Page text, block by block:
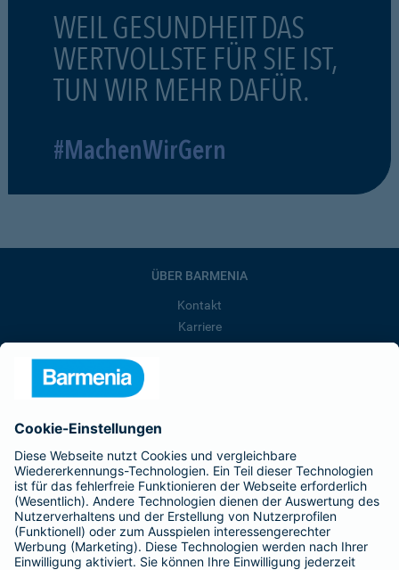
WEIL GESUNDHEIT DAS
WERTVOLLSTE FÜR SIE IST,
TUN WIR MEHR DAFÜR.
#MachenWirGern
ÜBER BARMENIA
Kontakt
Karriere
Barmenia ist Teil der BarmeniaGothaer
BELIEBTE SEITEN
Kranken-Zusatzversicherung
Tierversicherungen
Haftpflichtversicherung
Hausratversicherung